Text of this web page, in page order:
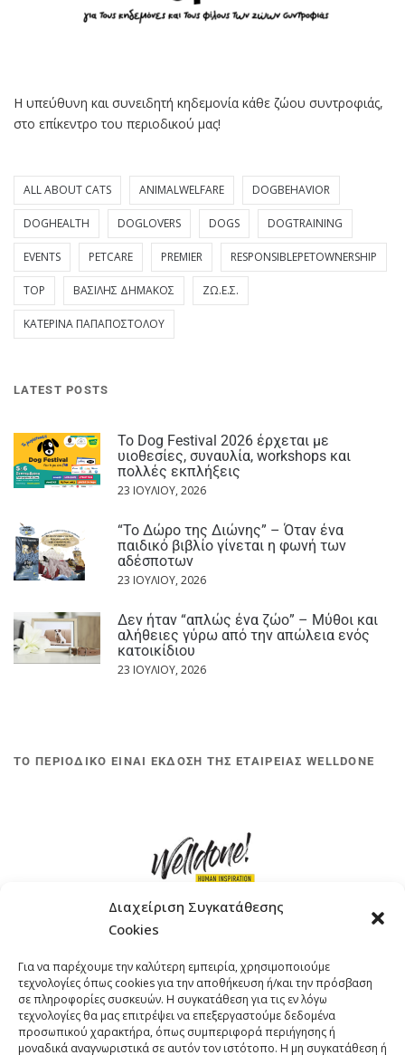
Διαχείριση Συγκατάθεσης
Cookies
Για να παρέχουμε την καλύτερη εμπειρία, χρησιμοποιούμε
τεχνολογίες όπως cookies για την αποθήκευση ή/και την πρόσβαση
σε πληροφορίες συσκευών. Η συγκατάθεση για τις εν λόγω
τεχνολογίες θα μας επιτρέψει να επεξεργαστούμε δεδομένα
προσωπικού χαρακτήρα, όπως συμπεριφορά περιήγησης ή
μοναδικά αναγνωριστικά σε αυτόν τον ιστότοπο. Η μη συγκατάθεση ή
Η υπεύθυνη και συνειδητή κηδεμονία κάθε ζώου συντροφιάς,
στο επίκεντρο του περιοδικού μας!
ALL ABOUT CATS ANIMALWELFARE DOGBEHAVIOR
DOGHEALTH DOGLOVERS DOGS DOGTRAINING
EVENTS PETCARE PREMIER RESPONSIBLEPETOWNERSHIP
TOP ΒΑΣΊΛΗΣ ΔΗΜΆΚΟΣ ΖΩ.Ε.Σ.
ΚΑΤΕΡΊΝΑ ΠΑΠΑΠΟΣΤΌΛΟΥ
LATEST POSTS
Το Dog Festival 2026 έρχεται με
υιοθεσίες, συναυλία, workshops και
πολλές εκπλήξεις
23 ΙΟΥΛΊΟΥ, 2026
“Το Δώρο της Διώνης” – Όταν ένα
παιδικό βιβλίο γίνεται η φωνή των
αδέσποτων
23 ΙΟΥΛΊΟΥ, 2026
Δεν ήταν “απλώς ένα ζώο” – Μύθοι και
αλήθειες γύρω από την απώλεια ενός
κατοικίδιου
23 ΙΟΥΛΊΟΥ, 2026
ΤΟ ΠΕΡΙΟΔΙΚΟ ΕΙΝΑΙ ΕΚΔΟΣΗ ΤΗΣ ΕΤΑΙΡΕΙΑΣ WELLDONE
ΤΗΛΕΦΩΝΟ: +30 211 4021758
EMAIL:info@welldone.com.gr